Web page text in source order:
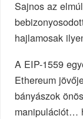
Sajnos az
hajlamosak
A EIP-1559
Ethereum
bányászok
manipulációt…